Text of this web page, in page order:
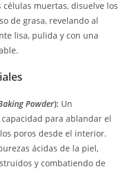
muertas, disuelve los
de grasa, revelando al
lisa, pulida y con una
Powder): Un
para ablandar el
poros desde el interior.
ácidas de la piel,
y combatiendo de